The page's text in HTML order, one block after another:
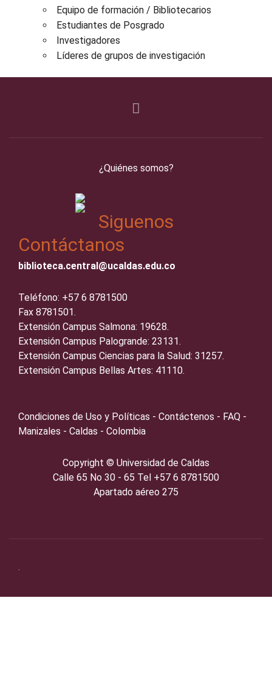
Equipo de formación / Bibliotecarios
Estudiantes de Posgrado
Investigadores
Líderes de grupos de investigación
¿Quiénes somos?
Siguenos
Contáctanos
biblioteca.central@ucaldas.edu.co
Teléfono: +57 6 8781500
Fax 8781501.
Extensión Campus Salmona: 19628.
Extensión Campus Palogrande: 23131.
Extensión Campus Ciencias para la Salud: 31257.
Extensión Campus Bellas Artes: 41110.
Condiciones de Uso y Políticas - Contáctenos - FAQ -
Manizales - Caldas - Colombia
Copyright ©️ Universidad de Caldas
Calle 65 No 30 - 65 Tel +57 6 8781500
Apartado aéreo 275
.